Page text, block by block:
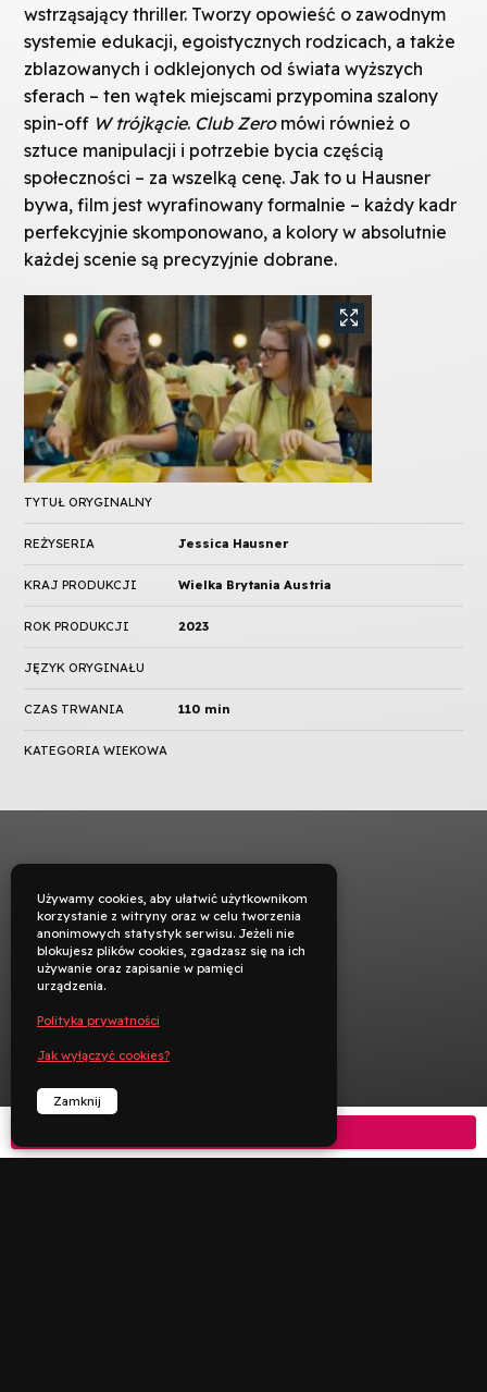
wstrząsający thriller. Tworzy opowieść o zawodnym
systemie edukacji, egoistycznych rodzicach, a także
zblazowanych i odklejonych od świata wyższych
sferach – ten wątek miejscami przypomina szalony
spin-off W trójkącie. Club Zeromówi również o
sztuce manipulacji i potrzebie bycia częścią
społeczności – za wszelką cenę. Jak to u Hausner
bywa, film jest wyrafinowany formalnie – każdy kadr
perfekcyjnie skomponowano, a kolory w absolutnie
każdej scenie są precyzyjnie dobrane.
TYTUŁ ORYGINALNY
REŻYSERIA Jessica Hausner
KRAJ PRODUKCJI Wielka Brytania Austria
ROK PRODUKCJI 2023
JĘZYK ORYGINAŁU
CZAS TRWANIA 110 min
KATEGORIA WIEKOWA
Używamy cookies, aby ułatwić użytkownikom
korzystanie z witryny oraz w celu tworzenia
anonimowych statystyk serwisu. Jeżeli nie
blokujesz plików cookies, zgadzasz się na ich
używanie oraz zapisanie w pamięci
urządzenia.
Polityka prywatności
Jak wyłączyć cookies?
Zamknij